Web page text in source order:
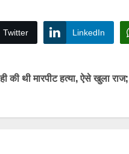
Twitter LinkedIn
की थी मारपीट हत्या, ऐसे खुला राज;